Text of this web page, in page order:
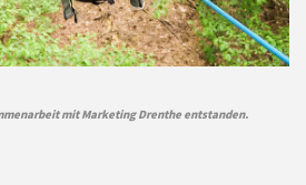
mit Marketing Drenthe entstanden.